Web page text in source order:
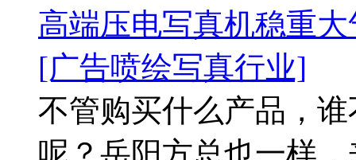
高端压电写真机稳重
[广告喷绘写真行业]
不管购买什么产品，